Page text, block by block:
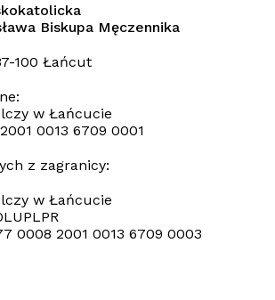
Biskupa Męczennika
100 Łańcut
w Łańcucie
0013 6709 0001
z zagranicy:
w Łańcucie
0008 2001 0013 6709 0003